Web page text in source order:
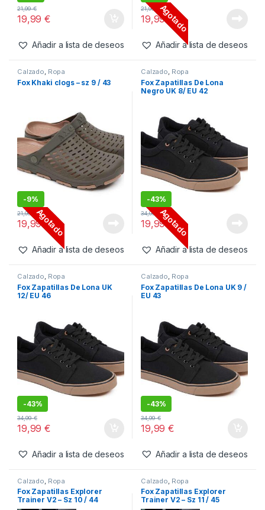
19,99€
21,99€
Añadir a lista de deseos
Agotado
19,99€
21,99 €
Añadir a lista de deseos
Calzado, Ropa
Fox Khaki clogs – sz 9 / 43
-9%
Agotado
19,99€
21,99 €
Añadir a lista de deseos
Calzado, Ropa
Fox Zapatillas De Lona
Negro UK 8/ EU 42
-43%
Agotado
19,99€
34,99 €
Añadir a lista de deseos
Calzado, Ropa
Fox Zapatillas De Lona UK
12/ EU 46
-43%
19,99€
34,99€
Añadir a lista de deseos
Calzado, Ropa
Fox Zapatillas De Lona UK 9 /
EU 43
-43%
19,99€
34,99€
Añadir a lista de deseos
Calzado Ropa
Fox Zapatillas Explorer
Trainer V2 – Sz 10 / 44
Calzado Ropa
Fox Zapatillas Explorer
Trainer V2 – Sz 11 / 45